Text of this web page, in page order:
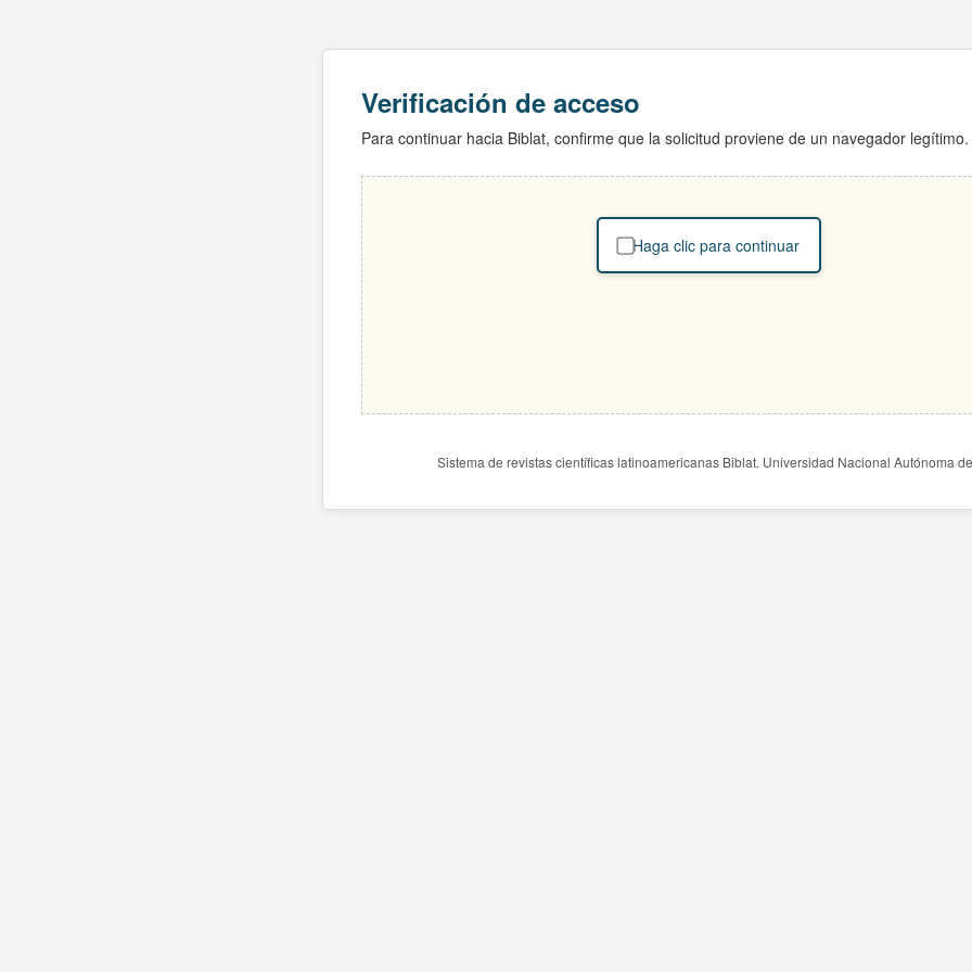
Verificación de acceso
Para continuar hacia Biblat, confirme que la solicitud proviene de un navegador legítimo.
Haga clic para continuar
Sistema de revistas científicas latinoamericanas Biblat. Universidad Nacional Autónoma